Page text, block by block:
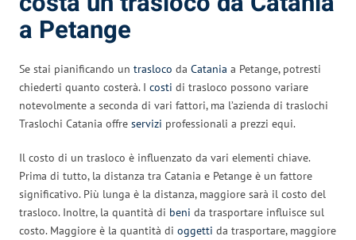
a Petange
Se stai pianificando un trasloco da Catania a Petange, potresti
chiederti quanto costerà. I costi di trasloco possono variare
notevolmente a seconda di vari fattori, ma l’azienda di traslochi
Traslochi Catania offre servizi professionali a prezzi equi.
Il costo di un trasloco è influenzato da vari elementi chiave.
Prima di tutto, la distanza tra Catania e Petange è un fattore
significativo. Più lunga è la distanza, maggiore sarà il costo del
trasloco. Inoltre, la quantità di beni da trasportare influisce sul
costo. Maggiore è la quantità di oggetti da trasportare, maggiore